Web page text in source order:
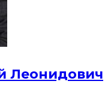
Леонидович